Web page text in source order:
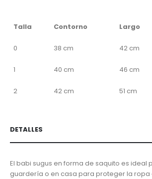
Talla Contorno Largo
0 38 cm 42 cm
1 40 cm 46 cm
2 42 cm 51 cm
DETALLES
El babi sugus en forma de saquito es ideal
guardería o en casa para proteger la ropa